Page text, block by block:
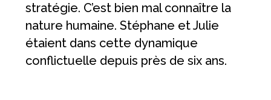
stratégie. C’est bien mal connaître la
nature humaine. Stéphane et Julie
étaient dans cette dynamique
conflictuelle depuis près de six ans.